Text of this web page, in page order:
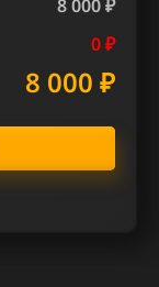
8 000 ₽
0 ₽
8 000 ₽